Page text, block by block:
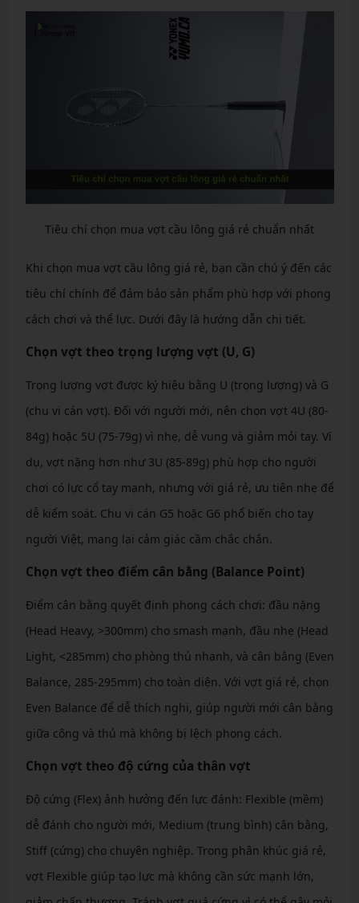
Tiêu chí chọn mua vợt cầu lông giá rẻ chuẩn nhất
Khi chọn mua vợt cầu lông giá rẻ, bạn cần chú ý đến các
tiêu chí chính để đảm bảo sản phẩm phù hợp với phong
cách chơi và thể lực. Dưới đây là hướng dẫn chi tiết.
Chọn vợt theo trọng lượng vợt (U, G)
Trọng lượng vợt được ký hiệu bằng U (trọng lượng) và G
(chu vi cán vợt). Đối với người mới, nên chọn vợt 4U (80-
84g) hoặc 5U (75-79g) vì nhẹ, dễ vung và giảm mỏi tay. Ví
dụ, vợt nặng hơn như 3U (85-89g) phù hợp cho người
chơi có lực cổ tay mạnh, nhưng với giá rẻ, ưu tiên nhẹ để
dễ kiểm soát. Chu vi cán G5 hoặc G6 phổ biến cho tay
người Việt, mang lại cảm giác cầm chắc chắn.
Chọn vợt theo điểm cân bằng (Balance Point)
Điểm cân bằng quyết định phong cách chơi: đầu nặng
(Head Heavy, >300mm) cho smash mạnh, đầu nhẹ (Head
Light, <285mm) cho phòng thủ nhanh, và cân bằng (Even
Balance, 285-295mm) cho toàn diện. Với vợt giá rẻ, chọn
Even Balance để dễ thích nghi, giúp người mới cân bằng
giữa công và thủ mà không bị lệch phong cách.
Chọn vợt theo độ cứng của thân vợt
Độ cứng (Flex) ảnh hưởng đến lực đánh: Flexible (mềm)
dễ đánh cho người mới, Medium (trung bình) cân bằng,
Stiff (cứng) cho chuyên nghiệp. Trong phân khúc giá rẻ,
vợt Flexible giúp tạo lực mà không cần sức mạnh lớn,